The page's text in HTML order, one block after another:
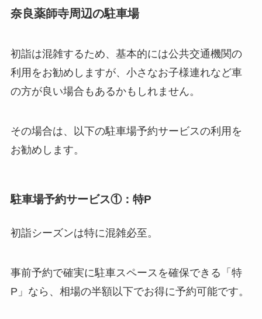
奈良薬師寺周辺の駐車場
初詣は混雑するため、基本的には公共交通機関の
利用をお勧めしますが、小さなお子様連れなど車
の方が良い場合もあるかもしれません。
その場合は、以下の駐車場予約サービスの利用を
お勧めします。
駐車場予約サービス①：特P
初詣シーズンは特に混雑必至。
事前予約で確実に駐車スペースを確保できる「特
P」なら、相場の半額以下でお得に予約可能です。